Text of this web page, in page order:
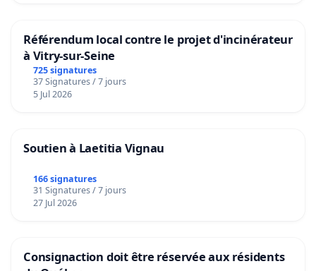
Référendum local contre le projet d'incinérateur
à Vitry-sur-Seine
725 signatures
37 Signatures / 7 jours
5 Jul 2026
Soutien à Laetitia Vignau
166 signatures
31 Signatures / 7 jours
27 Jul 2026
Consignaction doit être réservée aux résidents